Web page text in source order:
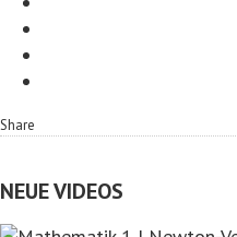
Share
NEUE VIDEOS